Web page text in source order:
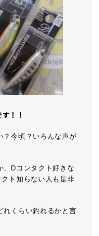
！！
？今頃？いろんな声が
、Dコンタクト好きな
ト知らない人も是非
れくらい釣れるかと言